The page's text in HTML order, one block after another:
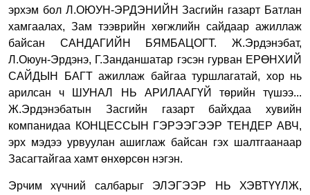
эрхэм бол Л.ОЮУН-ЭРДЭНИЙН Засгийн газарт Батлан
хамгаалах, Зам тээврийн хөгжлийн сайдаар ажиллаж
байсан САНДАГИЙН БЯМБАЦОГТ. Ж.Эрдэнэбат,
Л.Оюун-Эрдэнэ, Г.Занданшатар гэсэн гурван ЕРӨНХИЙ
САЙДЫН БАГТ ажиллаж байгаа туршлагатай, хор нь
арилсан ч ШУНАЛ НЬ АРИЛААГҮЙ төрийн түшээ...
Ж.Эрдэнэбатын Засгийн газарт байхдаа хувийн
компанидаа КОНЦЕССЫН ГЭРЭЭГЭЭР ТЕНДЕР АВЧ,
эрх мэдээ урвуулан ашиглаж байсан гэх шалтгаанаар
Засагтайгаа хамт өнхөрсөн нэгэн.
Эрчим хүчний салбарыг ЭЛЭГЭЭР НЬ ХЭВТҮҮЛЖ,